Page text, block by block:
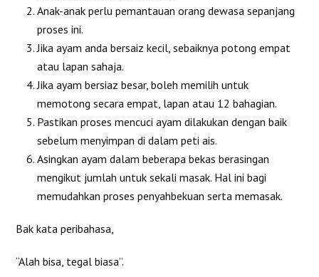
Anak-anak perlu pemantauan orang dewasa sepanjang
proses ini.
Jika ayam anda bersaiz kecil, sebaiknya potong empat
atau lapan sahaja.
Jika ayam bersiaz besar, boleh memilih untuk
memotong secara empat, lapan atau 12 bahagian.
Pastikan proses mencuci ayam dilakukan dengan baik
sebelum menyimpan di dalam peti ais.
Asingkan ayam dalam beberapa bekas berasingan
mengikut jumlah untuk sekali masak. Hal ini bagi
memudahkan proses penyahbekuan serta memasak.
Bak kata peribahasa,
“Alah bisa, tegal biasa”.